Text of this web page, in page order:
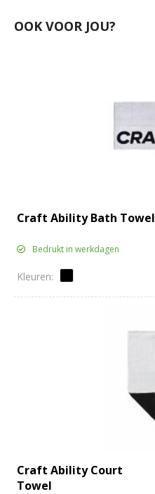
OOK VOOR JOU?
Craft Ability Bath Towel
Bedrukt in werkdagen
Craft Ability Court
Towel